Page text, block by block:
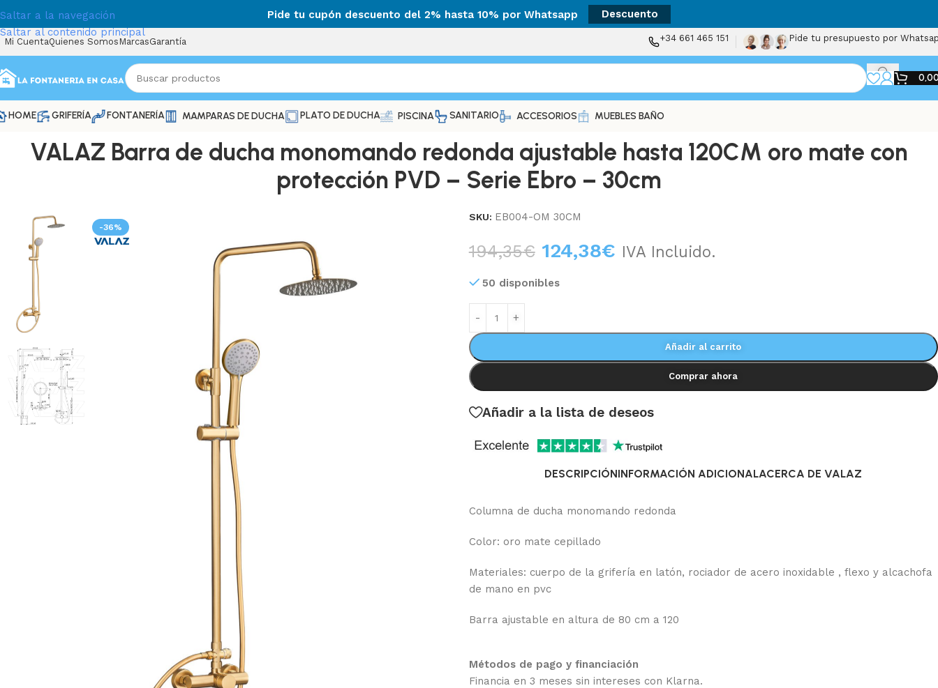
Saltar a la navegación
Saltar al contenido principal
Pide tu cupón descuento del 2% hasta 10% por Whatsapp Descuento
Mi CuentaQuienes Somos MarcasGarantía +34 661 465 151 Pide tu presupuesto por
HOME GRIFERÍA FONTANERÍA MAMPARAS DE DUCHA PLATO DE DUCHA PISCINA SANITARIO ACCESORIOS MUEBLES BAÑO
VALAZ Barra de ducha monomando redonda ajustable hasta 120CM oro mate con
protección PVD – Serie Ebro – 30cm
-36%
SKU: EB004-OM 30CM
194,35€ 124,38€ IVA Incluido.
50 disponibles
Añadir al carrito
Comprar ahora
Añadir a la lista de deseos
DESCRIPCIÓNINFORMACIÓN ADICIONALACERCA DE VALAZ
Columna de ducha monomando redonda
Color: oro mate cepillado
Materiales: cuerpo de la grifería en latón, rociador de acero inoxidable , flexo y alcachofa
de mano en pvc
Barra ajustable en altura de 80 cm a 120
Métodos de pago y financiación
Financia en 3 meses sin intereses con Klarna.